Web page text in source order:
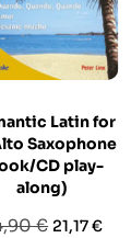
Latin for
Saxophone
CD play-
along)
€ Prezzo
21,17 €